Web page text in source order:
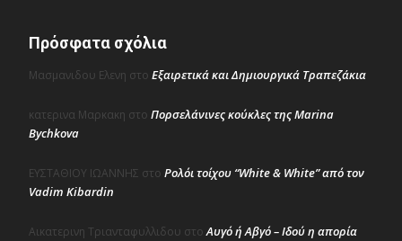
Πρόσφατα σχόλια
Μασμανιδου Ελενη στο Εξαιρετικά και Δημιουργικά Τραπεζάκια
κατερινα Μαρκακη στο Πορσελάνινες κούκλες της Marina
Bychkova
ΕΥΣΤΑΘΙΟΥ ΙΩΑΝΝΗΣ στο Ρολόι τοίχου “White & White” από τον
Vadim Kibardin
Αικατερινη Τριανταφυλλιδου στοΑυγό ή Αβγό – Ιδού η απορία